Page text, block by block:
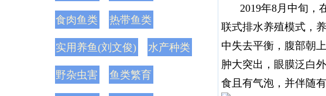
食肉鱼类 热带鱼类
实用养鱼(刘文俊) 水产种类
野杂虫害 鱼类繁育
2019年8月中旬，
联式排水养殖模式，
中失去平衡，腹部朝
肿大突出，眼膜泛白
食且有气泡，并伴随